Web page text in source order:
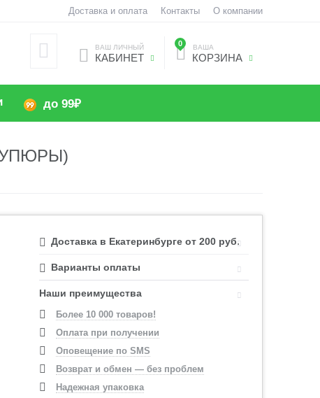
Доставка и оплата Контакты О компании
0 ВАША
КОРЗИНА
ВАШ ЛИЧНЫЙ
КАБИНЕТ
до 99₽
Доставка в Екатеринбурге от 200 руб.
Варианты оплаты
Наши преимущества
Более 10 000 товаров!
Оплата при получении
Оповещение по SMS
Возврат и обмен — без проблем
Надежная упаковка